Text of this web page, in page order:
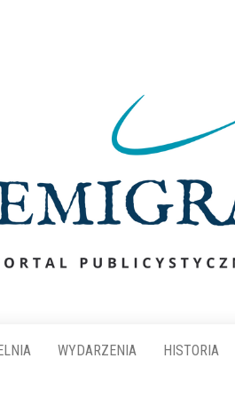
WYDARZENIA HISTORIA